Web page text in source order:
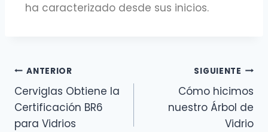
ha caracterizado desde sus inicios.
ANTERIOR
Cerviglas Obtiene la
Certificación BR6
para Vidrios
SIGUIENTE
Cómo hicimos
nuestro Árbol de
Vidrio